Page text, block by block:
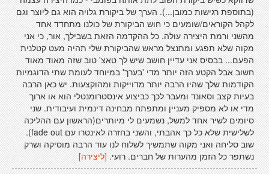
(בתוספת רגישות כמובן...). הערך של ביקורת גלויה הוא גם ליוצר וגם
לקהל הקוראים/שומעים כי חוש הביקורת של כולנו מתחדד אחד
מהשני ורמת היצירה עולה. כל ההקדמה הזאת בשבילך, אור, כי אני
מקוה שלא תפגע ומתנצל מראש שהביקורת שלי תהיה מעט קטלנית
הפעם... בבסיס אני עדיין חושב שיש לך טאצ' טוב שזה מאוד מאוד
חשוב אבל הקטע הזה יותר מדי 'בערך' במיוחד לעומת שתי הדוגמיות
הקודמות שלך שהיו הרבה יותר מדוייקות ומהוקצעות. יש כאן הרבה
בעיות קצב וסאונד ומעבר לכך כביצוע אינסטרומנטלי הוא או ארוך
מדי או לא מספיק מעניין ומתפתח מבחינה דינמית ועיבודית. שני
סיומים לשיר אחד למשל, נשמעים לי מיותרים(הראשון עם ההליכה
לשלישית שלא כל כך אהבתי, והשני בחזרה לאינטרו עם fade out).
שוב סליחה ואני מקוה שתמשיך לשלוח לנו עוד הרבה מוסיקה ושרק
נשתפר כל הזמן מהערות של חברים. רועי. [ליצירה]